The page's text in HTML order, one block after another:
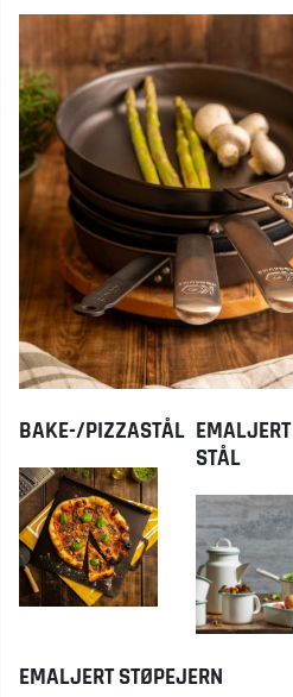
BAKE-/PIZZASTÅL EMALJERT
STÅL
EMALJERT STØPEJERN